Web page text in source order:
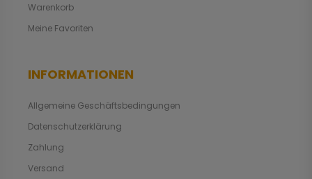
Warenkorb
Meine Favoriten
INFORMATIONEN
Allgemeine Geschäftsbedingungen
Datenschutzerklärung
Zahlung
Versand